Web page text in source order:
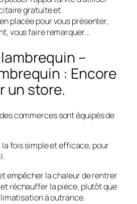
gratuite et
placée pour vous présenter,
vous faire remarquer…
–
: Encore
un store.
commerces sont équipés de
la fois simple et efficace, pour
empêcher la chaleur de rentrer
réchauffer la pièce, plutôt que
à outrance.